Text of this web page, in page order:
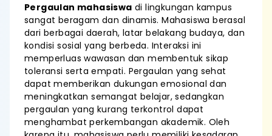
Pergaulan mahasiswa di lingkungan kampus
sangat beragam dan dinamis. Mahasiswa berasal
dari berbagai daerah, latar belakang budaya, dan
kondisi sosial yang berbeda. Interaksi ini
memperluas wawasan dan membentuk sikap
toleransi serta empati. Pergaulan yang sehat
dapat memberikan dukungan emosional dan
meningkatkan semangat belajar, sedangkan
pergaulan yang kurang terkontrol dapat
menghambat perkembangan akademik. Oleh